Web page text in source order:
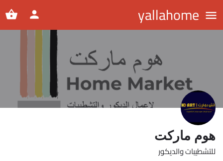
yallahome
هوم ماركت
للتشطيبات والديكور